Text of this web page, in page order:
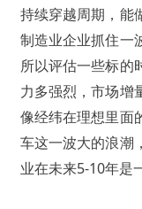
持续穿越周期，能
制造业企业抓住一
所以评估一些标的
力多强烈，市场增
像经纬在理想里面
车这一波大的浪潮
业在未来5-10年是